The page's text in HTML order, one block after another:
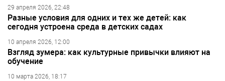
29 апреля 2026, 22:48
Разные условия для одних и тех же детей: как
сегодня устроена среда в детских садах
10 апреля 2026, 12:00
Взгляд зумера: как культурные привычки влияют на
обучение
10 марта 2026, 18:17